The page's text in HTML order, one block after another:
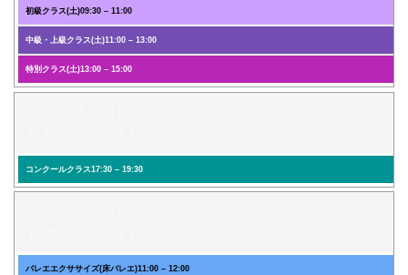
初級クラス(土)09:30 – 11:00
中級・上級クラス(土)11:00 – 13:00
特別クラス(土)13:00 – 15:00
コンクールクラス17:30 – 19:30
バレエエクササイズ(床バレエ)11:00 – 12:00